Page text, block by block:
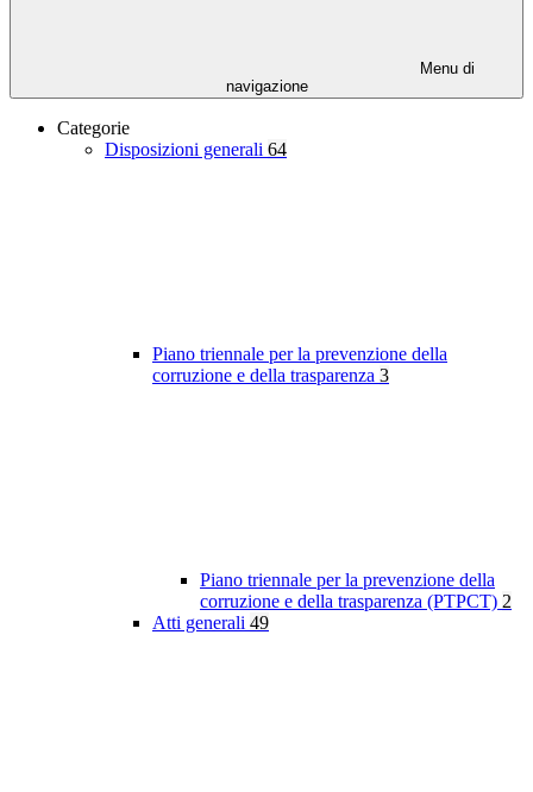
Menu di
navigazione
Categorie
Disposizioni generali 64
Piano triennale per la prevenzione della
corruzione e della trasparenza 3
Piano triennale per la prevenzione della
corruzione e della trasparenza (PTPCT) 2
Atti generali 49